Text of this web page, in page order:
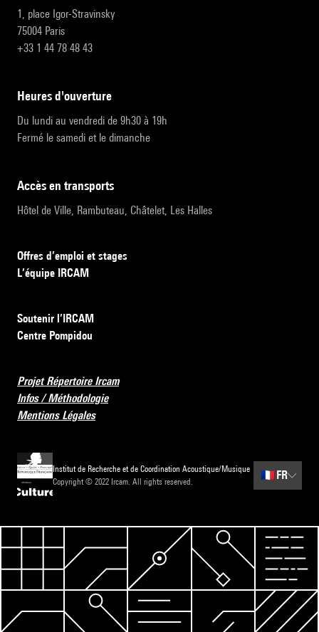
1, place Igor-Stravinsky
75004 Paris
+33 1 44 78 48 43
heures d'ouverture
Du lundi au vendredi de 9h30 à 19h
Fermé le samedi et le dimanche
accès en transports
Hôtel de Ville, Rambuteau, Châtelet, Les Halles
Offres d’emploi et stages
L’équipe IRCAM
Soutenir l’IRCAM
Centre Pompidou
Projet Répertoire Ircam
Infos / Méthodologie
Mentions Légales
Institut de Recherche et de Coordination Acoustique/Musique
Copyright © 2022 Ircam. All rights reserved.
🇫🇷 FR